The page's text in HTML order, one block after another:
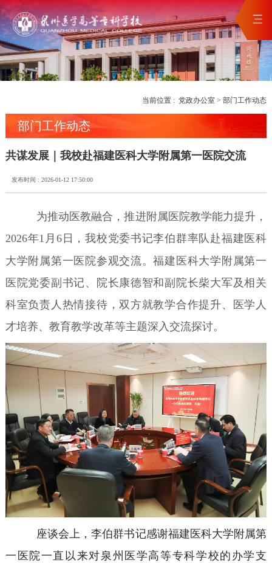
当前位置 : 党政办公室 >部门工作动态
部门工作动态
共谋发展｜我校赴福建医科大学附属第一医院交流
发布时间 : 2026-01-12 17:50:00
为推动医教融合，推进附属医院教学能力提升，
2026年1月6日，我校党委书记李伯群率队赴福建医科
大学附属第一医院参观交流。福建医科大学附属第一
医院党委副书记、院长康德智和副院长柴大军及相关
科室负责人热情接待，双方就教学合作提升、医学人
才培养、教育教学改革等主题深入交流探讨。
座谈会上，李伯群书记感谢福建医科大学附属第
一医院一直以来对泉州医学高等专科学校的办学支